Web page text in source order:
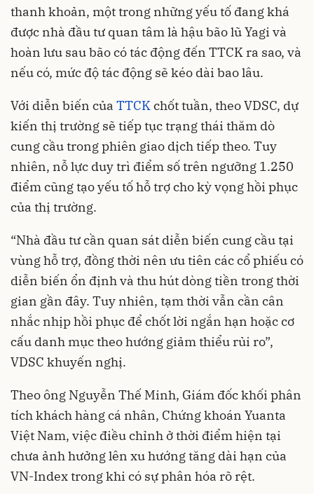
thanh khoản, một trong những yếu tố đang khá
được nhà đầu tư quan tâm là hậu bão lũ Yagi và
hoàn lưu sau bão có tác động đến TTCK ra sao, và
nếu có, mức độ tác động sẽ kéo dài bao lâu.
Với diễn biến của TTCKchốt tuần, theo VDSC, dự
kiến thị trường sẽ tiếp tục trạng thái thăm dò
cung cầu trong phiên giao dịch tiếp theo. Tuy
nhiên, nỗ lực duy trì điểm số trên ngưỡng 1.250
điểm cũng tạo yếu tố hỗ trợ cho kỳ vọng hồi phục
của thị trường.
“Nhà đầu tư cần quan sát diễn biến cung cầu tại
vùng hỗ trợ, đồng thời nên ưu tiên các cổ phiếu có
diễn biến ổn định và thu hút dòng tiền trong thời
gian gần đây. Tuy nhiên, tạm thời vẫn cần cân
nhắc nhịp hồi phục để chốt lời ngắn hạn hoặc cơ
cấu danh mục theo hướng giảm thiểu rủi ro”,
VDSC khuyến nghị.
Theo ông Nguyễn Thế Minh, Giám đốc khối phân
tích khách hàng cá nhân, Chứng khoán Yuanta
Việt Nam, việc điều chỉnh ở thời điểm hiện tại
chưa ảnh hưởng lên xu hướng tăng dài hạn của
VN-Index trong khi có sự phân hóa rõ rệt.